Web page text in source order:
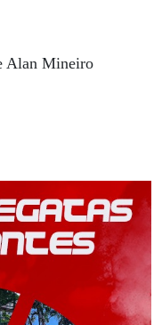
Alan Mineiro